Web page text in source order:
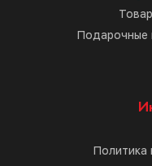
Подарочные
Политика